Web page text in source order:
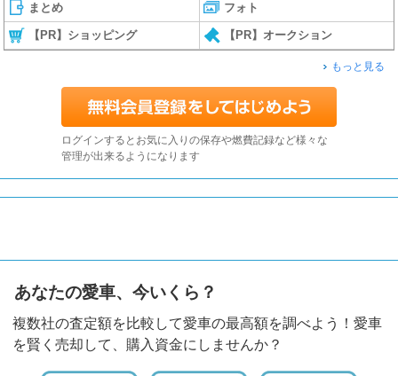
まとめ フォト
【PR】ショッピング 【PR】オークション
もっと見る
ログインするとお気に入りの保存や燃費記録など様々な
管理が出来るようになります
あなたの愛車、今いくら？
複数社の査定額を比較して愛車の最高額を調べよう！愛車
を賢く売却して、購入資金にしませんか？